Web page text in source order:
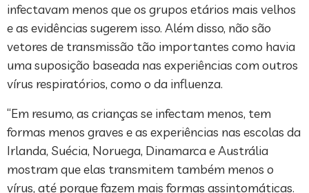
infectavam menos que os grupos etários mais velhos
e as evidências sugerem isso. Além disso, não são
vetores de transmissão tão importantes como havia
uma suposição baseada nas experiências com outros
vírus respiratórios, como o da influenza.
“Em resumo, as crianças se infectam menos, tem
formas menos graves e as experiências nas escolas da
Irlanda, Suécia, Noruega, Dinamarca e Austrália
mostram que elas transmitem também menos o
vírus, até porque fazem mais formas assintomáticas.